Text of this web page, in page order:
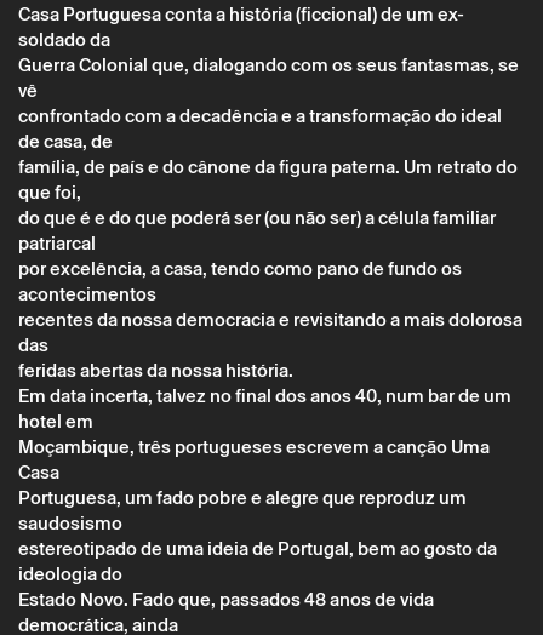
Casa Portuguesa conta a história (ficcional) de um ex-
soldado da
Guerra Colonial que, dialogando com os seus fantasmas, se
vê
confrontado com a decadência e a transformação do ideal
de casa, de
família, de país e do cânone da figura paterna. Um retrato do
que foi,
do que é e do que poderá ser (ou não ser) a célula familiar
patriarcal
por excelência, a casa, tendo como pano de fundo os
acontecimentos
recentes da nossa democracia e revisitando a mais dolorosa
das
feridas abertas da nossa história.
Em data incerta, talvez no final dos anos 40, num bar de um
hotel em
Moçambique, três portugueses escrevem a canção Uma
Casa
Portuguesa, um fado pobre e alegre que reproduz um
saudosismo
estereotipado de uma ideia de Portugal, bem ao gosto da
ideologia do
Estado Novo. Fado que, passados 48 anos de vida
democrática, ainda